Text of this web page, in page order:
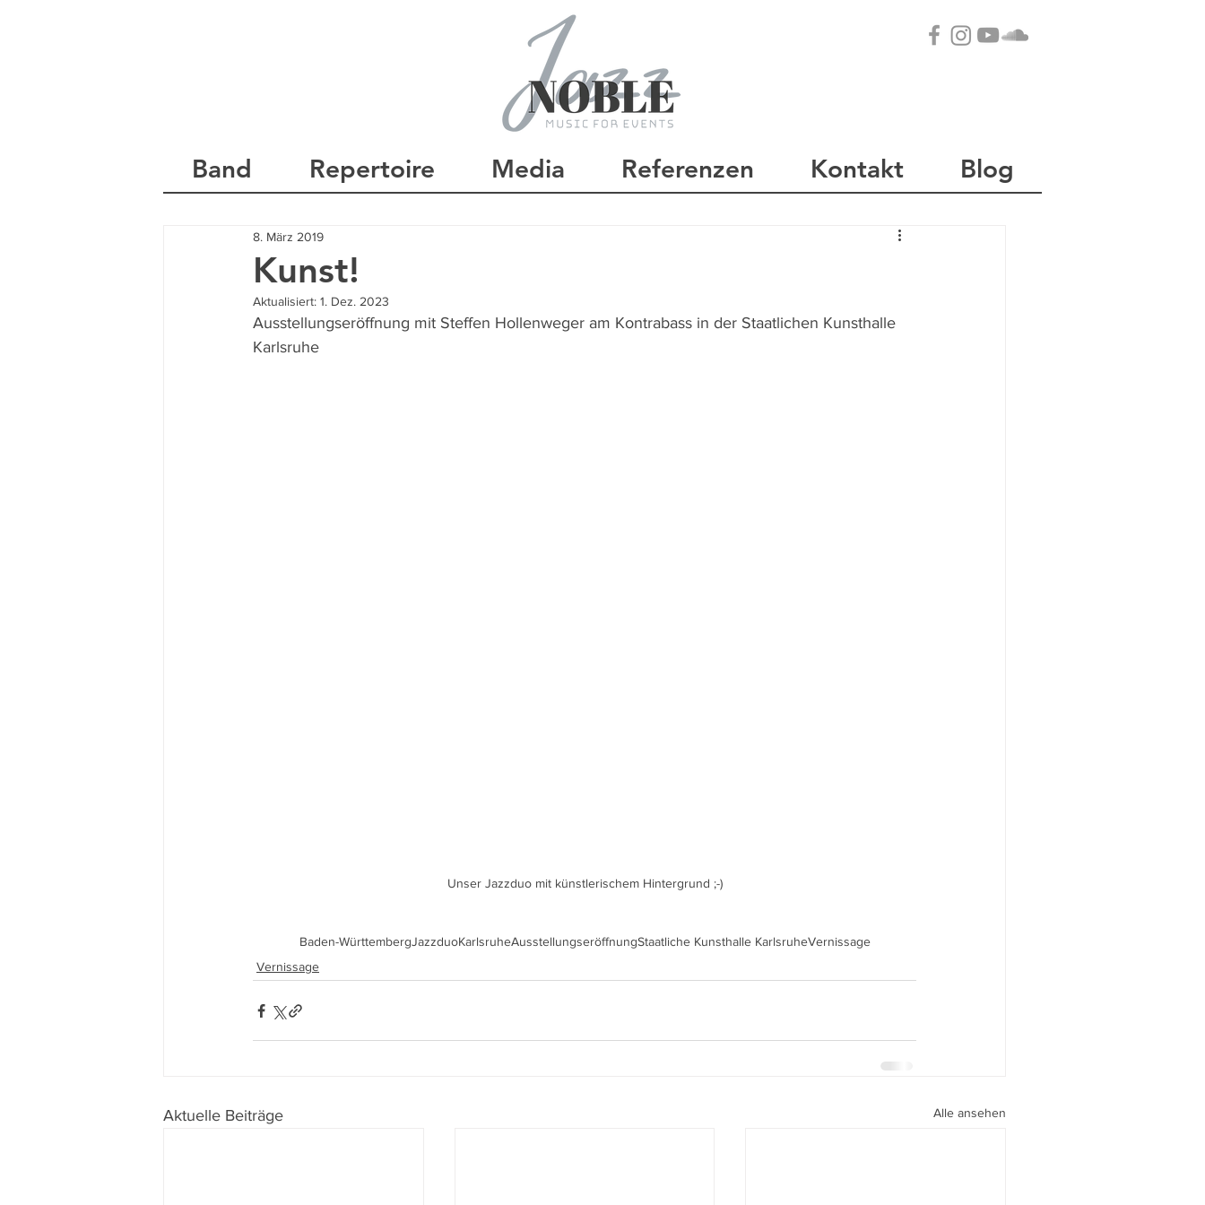
Band Repertoire Media Referenzen Kontakt Blog
Kunst!
8. März 2019
Aktualisiert: 1. Dez. 2023
Ausstellungseröffnung mit Steffen Hollenweger am Kontrabass in der Staatlichen Kunsthalle
Karlsruhe
Unser Jazzduo mit künstlerischem Hintergrund ;-)
Baden-WürttembergJazzduoKarlsruheAusstellungseröffnungStaatliche Kunsthalle KarlsruheVernissage
Vernissage
Aktuelle Beiträge Alle ansehen